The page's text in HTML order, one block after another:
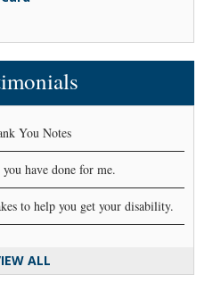
You Notes
have done for me.
to help you get your disability.
ALL